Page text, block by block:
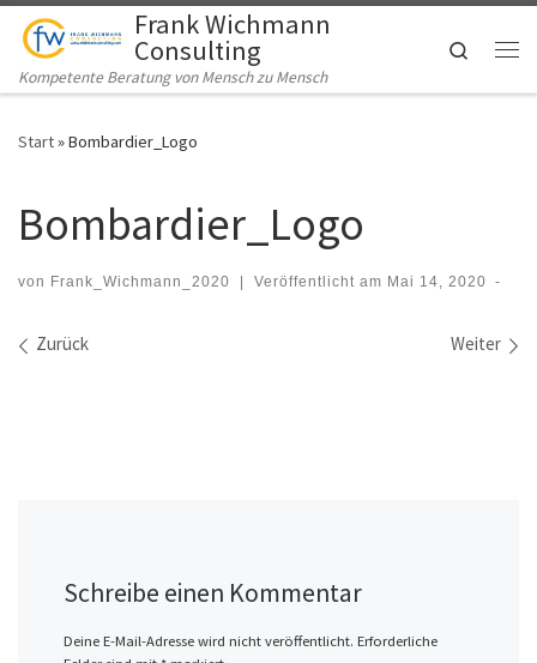
Zum Inhalt springenFrank Wichmann
Consulting
Kompetente Beratung von Mensch zu Mensch
Search
Start»Bombardier_Logo
Bombardier_Logo
von Frank_Wichmann_2020 | Veröffentlicht am Mai 14, 2020 -
Bilder Navigation
Zurück Weiter
Schreibe einen Kommentar
Deine E-Mail-Adresse wird nicht veröffentlicht. Erforderliche